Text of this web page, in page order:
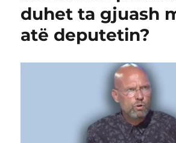
duhet ta gjuash
atë deputetin?